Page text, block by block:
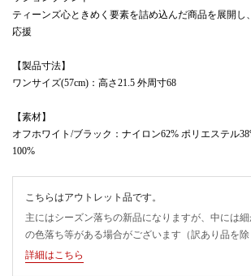
ティーンズ心ときめく要素を詰め込んだ商品を展開し
応援
【製品寸法】
ワンサイズ(57cm)：高さ21.5 外周寸68
【素材】
オフホワイト/ブラック：ナイロン62% ポリエステル
100%
こちらはアウトレット品です。
主にはシーズン落ちの新品になりますが、中には
の色落ち等がある場合がございます（訳あり品を除
詳細はこちら